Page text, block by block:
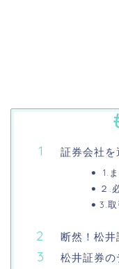
証券会社を
1.
２.
3.
断然！松井
松井証券の